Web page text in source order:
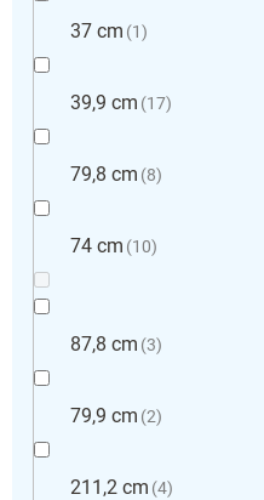
37 cm 1
39,9 cm 17
79,8 cm 8
74 cm 10
87,8 cm 3
79,9 cm 2
211,2 cm 4